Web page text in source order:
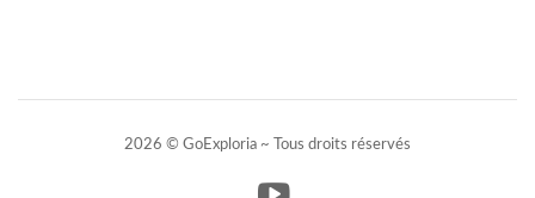
2026 © GoExploria ~ Tous droits réservés